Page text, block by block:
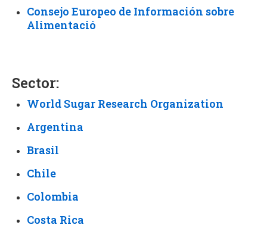
Consejo Europeo de Información sobre
Alimentació
Sector:
World Sugar Research Organization
Argentina
Brasil
Chile
Colombia
Costa Rica